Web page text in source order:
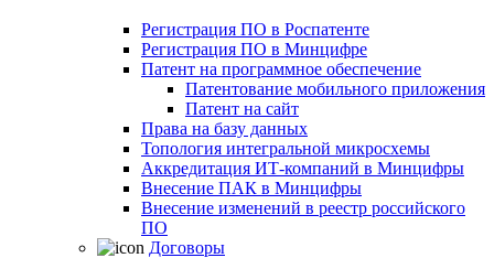
Регистрация ПО в Роспатенте
Регистрация ПО в Минцифре
Патент на программное обеспечение
Патентование мобильного приложения
Патент на сайт
Права на базу данных
Топология интегральной микросхемы
Аккредитация ИТ-компаний в Минцифры
Внесение ПАК в Минцифры
Внесение изменений в реестр российского
ПО
Договоры